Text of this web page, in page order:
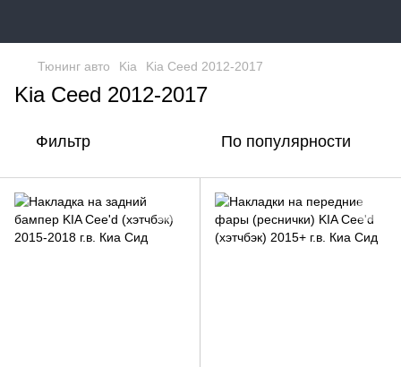
Тюнинг авто Kia Kia Ceed 2012-2017
Kia Ceed 2012-2017
Фильтр По популярности